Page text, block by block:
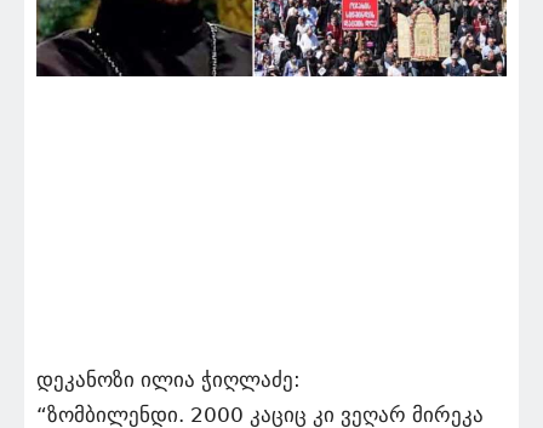
დეკანოზი ილია ჭიღლაძე:
“ზომბილენდი. 2000 კაციც კი ვეღარ მირეკა